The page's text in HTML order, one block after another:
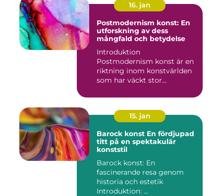
16. jan
Postmodernism konst: En
utforskning av dess
mångfald och betydelse
Introduktion
Postmodernism konst är en
riktning inom konstvärlden
som har väckt stor
15. jan
Barock konst En fördjupad
titt på en spektakulär
konststil
Barock konst: En
fascinerande resa genom
historia och estetik
Introduktion: ...